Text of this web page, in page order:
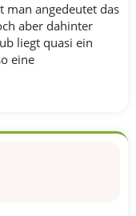
man angedeutet das
aber dahinter
liegt quasi ein
eine